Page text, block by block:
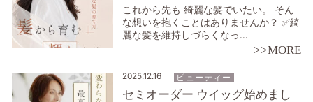
これから先も 綺麗な髪でいたい。 そん
な想いを抱くことはありませんか？ ✅綺
麗な髪を維持しづらくなっ...
>>MORE
2025.12.16 ビューティー
セミオーダー ウイッグ始めまし